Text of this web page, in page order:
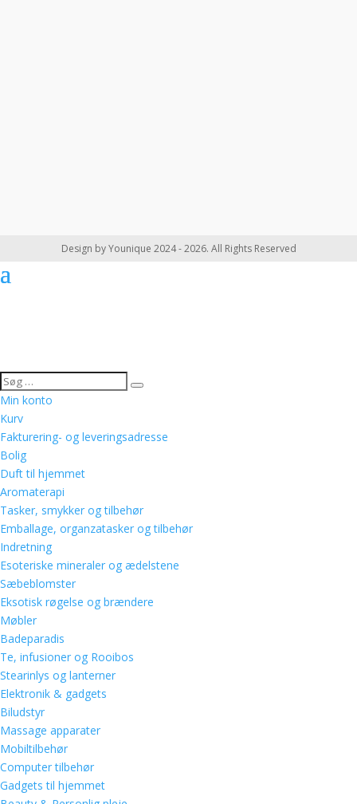
Design by Younique 2024 - 2026. All Rights Reserved
Min konto
Kurv
Fakturering- og leveringsadresse
Bolig
Duft til hjemmet
Aromaterapi
Tasker, smykker og tilbehør
Emballage, organzatasker og tilbehør
Indretning
Esoteriske mineraler og ædelstene
Sæbeblomster
Eksotisk røgelse og brændere
Møbler
Badeparadis
Te, infusioner og Rooibos
Stearinlys og lanterner
Elektronik & gadgets
Biludstyr
Massage apparater
Mobiltilbehør
Computer tilbehør
Gadgets til hjemmet